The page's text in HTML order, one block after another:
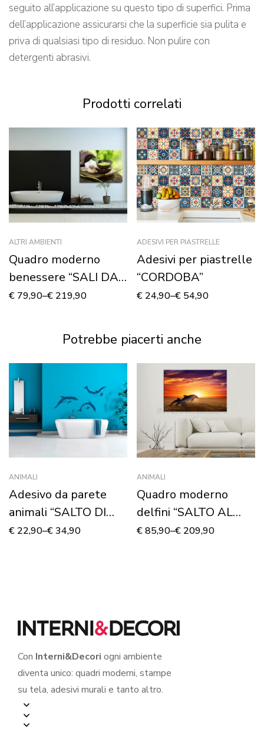
seguito all’applicazione su questo tipo di superfici. Prima
dell’applicazione assicurarsi che la superficie sia pulita e
priva di qualsiasi tipo di residuo. Non pulire con
detergenti abrasivi.
Prodotti correlati
ALTRI AMBIENTI
Quadro moderno
benessere “SALI DA
BAGNO CON
€ 79,90–€ 219,90
ADESIVI PER PIASTRELLE
Adesivi per piastrelle
“CORDOBA”
€ 24,90–€ 54,90
Potrebbe piacerti anche
ANIMALI
Adesivo da parete
animali “SALTO DI
DELFINI”
€ 22,90–€34,90
ANIMALI
Quadro moderno
delfini “SALTO AL
TRAMONTO” –
€85,90–€ 209,90
Con Interni&Decori ogni ambiente
diventa unico: quadri moderni, stampe
su tela, adesivi murali e tanto altro.